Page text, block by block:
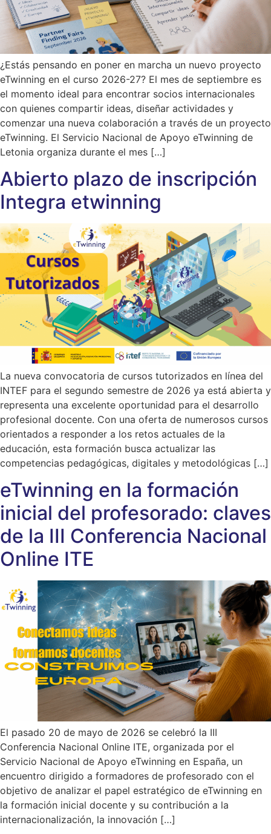
¿Estás pensando en poner en marcha un nuevo proyecto
eTwinning en el curso 2026-27? El mes de septiembre es
el momento ideal para encontrar socios internacionales
con quienes compartir ideas, diseñar actividades y
comenzar una nueva colaboración a través de un proyecto
eTwinning. El Servicio Nacional de Apoyo eTwinning de
Letonia organiza durante el mes […]
Abierto plazo de inscripción
Integra etwinning
La nueva convocatoria de cursos tutorizados en línea del
INTEF para el segundo semestre de 2026 ya está abierta y
representa una excelente oportunidad para el desarrollo
profesional docente. Con una oferta de numerosos cursos
orientados a responder a los retos actuales de la
educación, esta formación busca actualizar las
competencias pedagógicas, digitales y metodológicas […]
eTwinning en la formación
inicial del profesorado: claves
de la III Conferencia Nacional
Online ITE
El pasado 20 de mayo de 2026 se celebró la III
Conferencia Nacional Online ITE, organizada por el
Servicio Nacional de Apoyo eTwinning en España, un
encuentro dirigido a formadores de profesorado con el
objetivo de analizar el papel estratégico de eTwinning en
la formación inicial docente y su contribución a la
internacionalización, la innovación […]